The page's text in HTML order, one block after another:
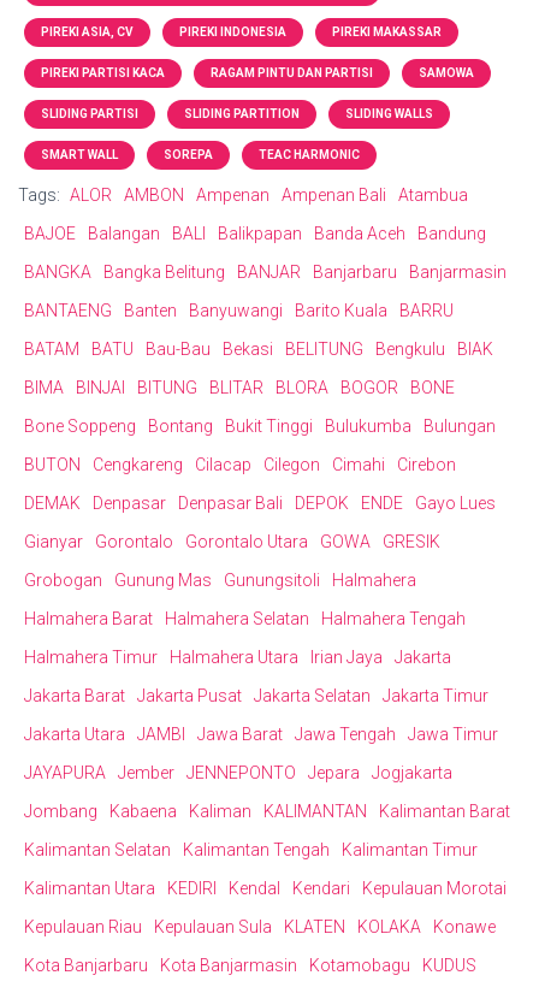
PIREKI ASIA, CV PIREKI INDONESIA PIREKI MAKASSAR
PIREKI PARTISI KACA RAGAM PINTU DAN PARTISI SAMOWA
SLIDING PARTISI SLIDING PARTITION SLIDING WALLS
SMART WALL SOREPA TEAC HARMONIC
Tags: ALOR AMBON Ampenan Ampenan Bali
Atambua
BAJOE
Balangan BALI Balikpapan Banda Aceh
Bandung
BANGKA
Bangka Belitung BANJAR Banjarbaru
Banjarmasin
BANTAENG
Banten Banyuwangi Barito Kuala
BARRU
BATAM
BATU Bau-Bau Bekasi BELITUNG Bengkulu
BIAK
BIMA
BINJAI BITUNG BLITAR BLORA BOGOR
BONE
Bone Soppeng
Bontang Bukit Tinggi Bulukumba
Bulungan
BUTON
Cengkareng Cilacap Cilegon Cimahi
Cirebon
DEMAK
Denpasar Denpasar Bali DEPOK ENDE
Gayo Lues
Gianyar
Gorontalo Gorontalo Utara GOWA
GRESIK
Grobogan
Gunung Mas Gunungsitoli
Halmahera
Halmahera Barat
Halmahera Selatan
Halmahera Tengah
Halmahera Timur
Halmahera Utara Irian Jaya
Jakarta
Jakarta Barat
Jakarta Pusat Jakarta Selatan
Jakarta Timur
Jakarta Utara
JAMBI Jawa Barat Jawa Tengah
Jawa Timur
JAYAPURA
Jember JENNEPONTO Jepara
Jogjakarta
Jombang
Kabaena Kaliman KALIMANTAN
Kalimantan Barat
Kalimantan Selatan
Kalimantan Tengah
Kalimantan Timur
Kalimantan Utara
KEDIRI Kendal Kendari
Kepulauan Morotai
Kepulauan Riau
Kepulauan Sula KLATEN KOLAKA
Konawe
Kota Banjarbaru
Kota Banjarmasin Kotamobagu
KUDUS